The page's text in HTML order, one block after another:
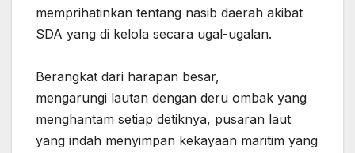
memprihatinkan tentang nasib daerah akibat
SDA yang di kelola secara ugal-ugalan.
‎Berangkat dari harapan besar,
‎mengarungi lautan dengan deru ombak yang
menghantam setiap detiknya, pusaran laut
yang indah menyimpan kekayaan maritim yang